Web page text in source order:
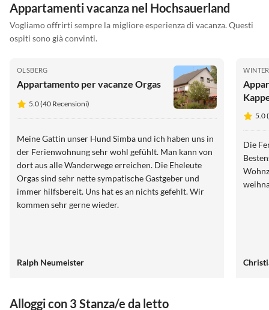
Appartamenti vacanza nel Hochsauerland
Vogliamo offrirti sempre la migliore esperienza di vacanza. Questi
ospiti sono già convinti.
OLSBERG
Appartamento per vacanze Orgas
5.0 (40 Recensioni)
Meine Gattin unser Hund Simba und ich haben uns in
der Ferienwohnung sehr wohl gefühlt. Man kann von
dort aus alle Wanderwege erreichen. Die Eheleute
Orgas sind sehr nette sympatische Gastgeber und
immer hilfsbereit. Uns hat es an nichts gefehlt. Wir
kommen sehr gerne wieder.
Ralph Neumeister
5.0
Die
Alloggi con 3 Stanza/e da letto